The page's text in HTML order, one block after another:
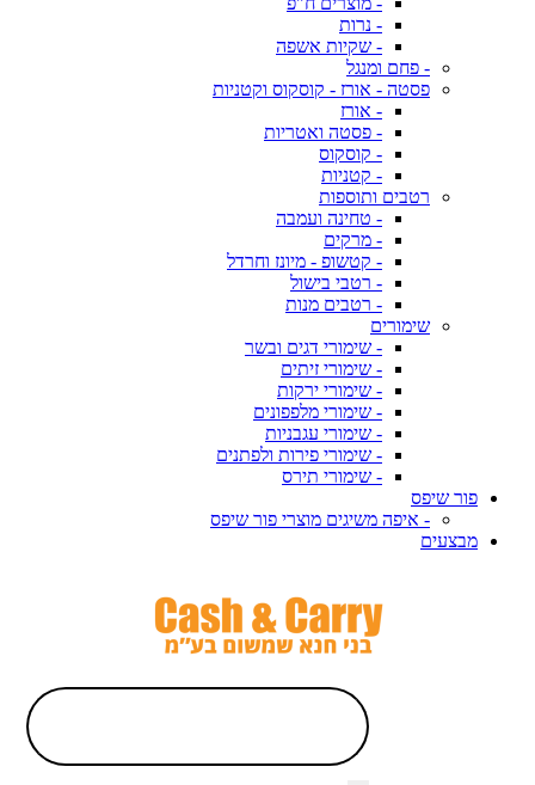
- נרות
- שקיות אשפה
- פחם ומנגל
פסטה - אורז - קוסקוס וקטניות
- אורז
- פסטה ואטריות
- קוסקוס
- קטניות
רטבים ותוספות
- טחינה ועמבה
- מרקים
- קטשופ - מיונז וחרדל
- רטבי בישול
- רטבים מנות
שימורים
- שימורי דגים ובשר
- שימורי זיתים
- שימורי ירקות
- שימורי מלפפונים
- שימורי עגבניות
- שימורי פירות ולפתנים
- שימורי תירס
פור שיפס
- איפה משיגים מוצרי פור שיפס
מבצעים